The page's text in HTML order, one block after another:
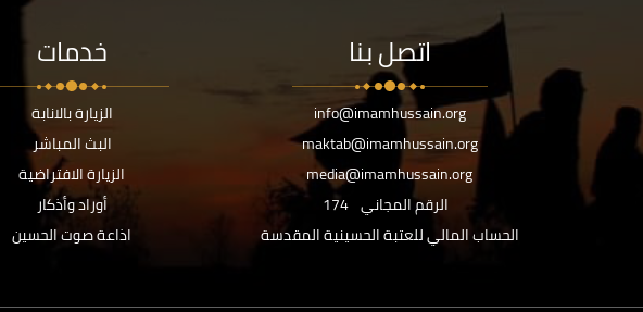
اتصل بنا
info@imamhussain.org
maktab@imamhussain.org
media@imamhussain.org
الرقم المجاني 174
الحساب المالي للعتبة الحسينية المقدسة
خدمات
الزيارة بالانابة
البث المباشر
الزيارة الافتراضية
أوراد وأذكار
اذاعة صوت الحسين